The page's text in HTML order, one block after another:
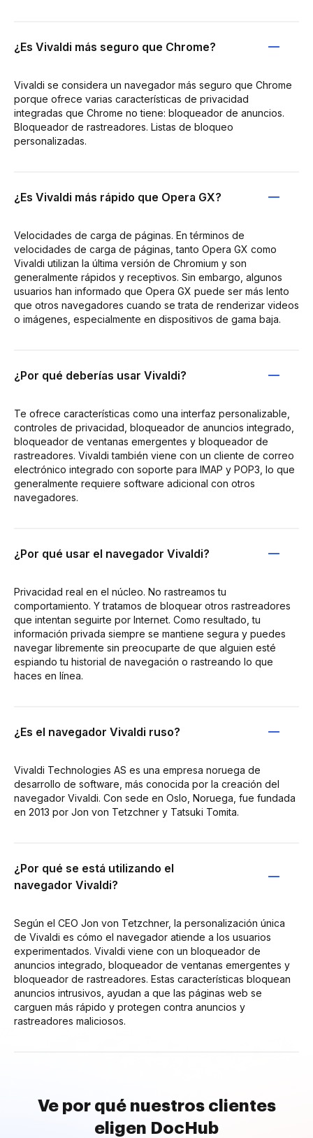
¿Es Vivaldi más seguro que Chrome?
Vivaldi se considera un navegador más seguro que Chrome
porque ofrece varias características de privacidad
integradas que Chrome no tiene: bloqueador de anuncios.
Bloqueador de rastreadores. Listas de bloqueo
personalizadas.
¿Es Vivaldi más rápido que Opera GX?
Velocidades de carga de páginas. En términos de
velocidades de carga de páginas, tanto Opera GX como
Vivaldi utilizan la última versión de Chromium y son
generalmente rápidos y receptivos. Sin embargo, algunos
usuarios han informado que Opera GX puede ser más lento
que otros navegadores cuando se trata de renderizar videos
o imágenes, especialmente en dispositivos de gama baja.
¿Por qué deberías usar Vivaldi?
Te ofrece características como una interfaz personalizable,
controles de privacidad, bloqueador de anuncios integrado,
bloqueador de ventanas emergentes y bloqueador de
rastreadores. Vivaldi también viene con un cliente de correo
electrónico integrado con soporte para IMAP y POP3, lo que
generalmente requiere software adicional con otros
navegadores.
¿Por qué usar el navegador Vivaldi?
Privacidad real en el núcleo. No rastreamos tu
comportamiento. Y tratamos de bloquear otros rastreadores
que intentan seguirte por Internet. Como resultado, tu
información privada siempre se mantiene segura y puedes
navegar libremente sin preocuparte de que alguien esté
espiando tu historial de navegación o rastreando lo que
haces en línea.
¿Es el navegador Vivaldi ruso?
Vivaldi Technologies AS es una empresa noruega de
desarrollo de software, más conocida por la creación del
navegador Vivaldi. Con sede en Oslo, Noruega, fue fundada
en 2013 por Jon von Tetzchner y Tatsuki Tomita.
¿Por qué se está utilizando el
navegador Vivaldi?
Según el CEO Jon von Tetzchner, la personalización única
de Vivaldi es cómo el navegador atiende a los usuarios
experimentados. Vivaldi viene con un bloqueador de
anuncios integrado, bloqueador de ventanas emergentes y
bloqueador de rastreadores. Estas características bloquean
anuncios intrusivos, ayudan a que las páginas web se
carguen más rápido y protegen contra anuncios y
rastreadores maliciosos.
Ve por qué nuestros clientes
eligen DocHub